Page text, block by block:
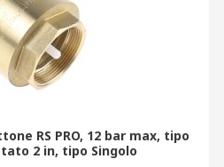
RS PRO, 12 bar max, tipo
2 in, tipo Singolo